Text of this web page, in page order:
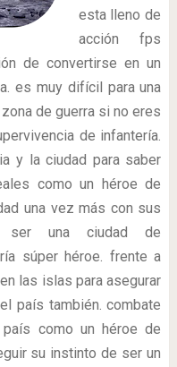
esta lleno de
acción fps
de convertirse en un
es muy difícil para una
de guerra si no eres
de infantería.
y la ciudad para saber
como un héroe de
una vez más con sus
ser una ciudad de
súper héroe. frente a
las islas para asegurar
país también. combate
como un héroe de
su instinto de ser un